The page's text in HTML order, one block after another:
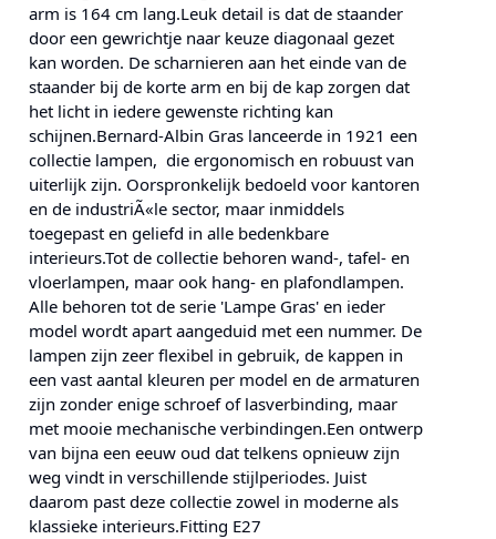
arm is 164 cm lang.Leuk detail is dat de staander
door een gewrichtje naar keuze diagonaal gezet
kan worden. De scharnieren aan het einde van de
staander bij de korte arm en bij de kap zorgen dat
het licht in iedere gewenste richting kan
schijnen.Bernard-Albin Gras lanceerde in 1921 een
collectie lampen, die ergonomisch en robuust van
uiterlijk zijn. Oorspronkelijk bedoeld voor kantoren
en de industriÃ«le sector, maar inmiddels
toegepast en geliefd in alle bedenkbare
interieurs.Tot de collectie behoren wand-, tafel- en
vloerlampen, maar ook hang- en plafondlampen.
Alle behoren tot de serie 'Lampe Gras' en ieder
model wordt apart aangeduid met een nummer. De
lampen zijn zeer flexibel in gebruik, de kappen in
een vast aantal kleuren per model en de armaturen
zijn zonder enige schroef of lasverbinding, maar
met mooie mechanische verbindingen.Een ontwerp
van bijna een eeuw oud dat telkens opnieuw zijn
weg vindt in verschillende stijlperiodes. Juist
daarom past deze collectie zowel in moderne als
klassieke interieurs.Fitting E27